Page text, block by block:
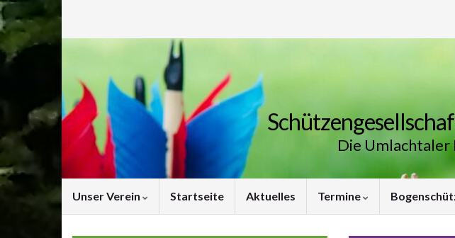
Die Umlachtaler
Unser Verein Startseite Aktuelles Termine